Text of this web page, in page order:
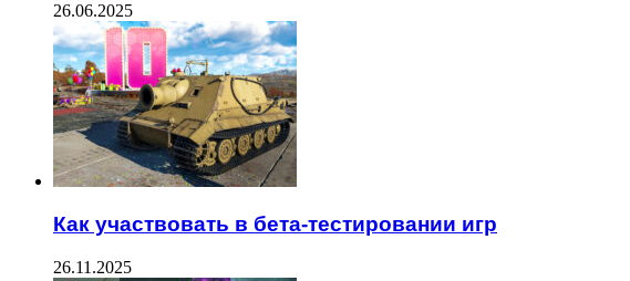
26.06.2025
Как участвовать в бета-тестировании игр
26.11.2025